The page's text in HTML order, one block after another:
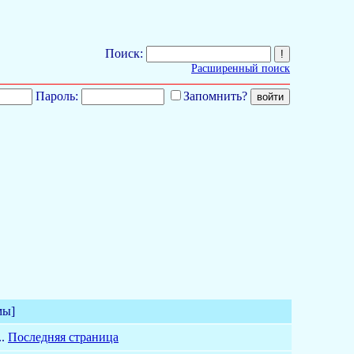
Поиск:
Расширенный поиск
Пароль: Запомнить?
Последняя страница